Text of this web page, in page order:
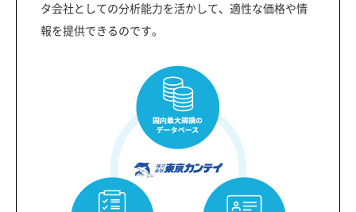
タ会社としての分析能力を活かして、適性な価格や情
報を提供できるのです。